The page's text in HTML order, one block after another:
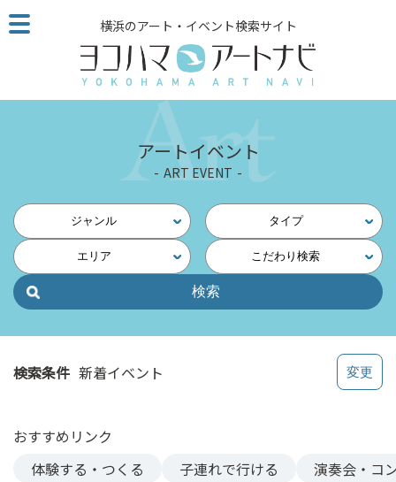
こ
の
ジ
読
他
ペ
の
横浜のアート・イベント検索サイト
アートイベント
ART EVENT
ジャンル タイプ
エリア こだわり検索
検索条件 新着イベント
おすすめリンク
体験する・つくる
子連れで行ける 演奏会・コ